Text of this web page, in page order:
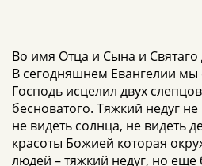
Во имя Отца и Сына и
В сегодняшнем Евангелии
Господь исцелил двух
бесноватого. Тяжкий недуг не
не видеть солнца, не видеть
красоты Божией которая
людей – тяжкий недуг, но еще